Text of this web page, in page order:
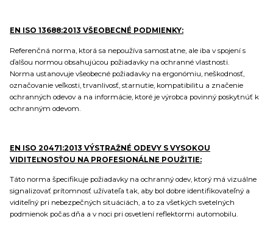
EN ISO 13688:2013 VŠEOBECNÉ PODMIENKY:
Referenčná norma, ktorá sa nepoužíva samostatne, ale iba v spojení s
ďalšou normou obsahujúcou požiadavky na ochranné vlastnosti.
Norma ustanovuje všeobecné požiadavky na ergonómiu, neškodnosť,
označovanie veľkosti, trvanlivosť, starnutie, kompatibilitu a značenie
ochranných odevov a na informácie, ktoré je výrobca povinný poskytnúť k
ochranným odevom.
EN ISO 20471:2013 VÝSTRAŽNÉ ODEVY S VYSOKOU
VIDITEĽNOSŤOU NA PROFESIONÁLNE POUŽITIE:
Táto norma špecifikuje požiadavky na ochranný odev, ktorý má vizuálne
signalizovať prítomnosť užívateľa tak, aby bol dobre identifikovateľný a
viditeľný pri nebezpečných situáciách, a to za všetkých svetelných
podmienok počas dňa a v noci pri osvetlení reflektormi automobilu.